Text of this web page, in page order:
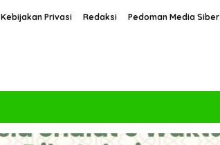
Kebijakan Privasi Redaksi Pedoman Media Siber